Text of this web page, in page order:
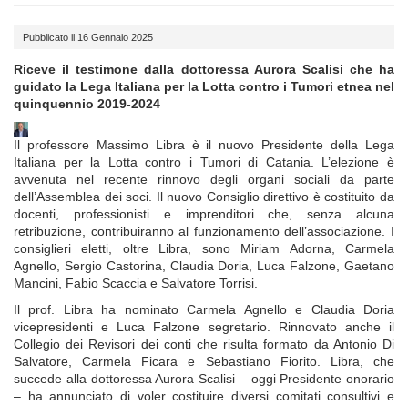
Pubblicato il 16 Gennaio 2025
Riceve il testimone dalla dottoressa Aurora Scalisi che ha
guidato la Lega Italiana per la Lotta contro i Tumori etnea nel
quinquennio 2019-2024
Il professore Massimo Libra è il nuovo Presidente della Lega
Italiana per la Lotta contro i Tumori di Catania. L’elezione è
avvenuta nel recente rinnovo degli organi sociali da parte
dell’Assemblea dei soci. Il nuovo Consiglio direttivo è costituito da
docenti, professionisti e imprenditori che, senza alcuna
retribuzione, contribuiranno al funzionamento dell’associazione. I
consiglieri eletti, oltre Libra, sono Miriam Adorna, Carmela
Agnello, Sergio Castorina, Claudia Doria, Luca Falzone, Gaetano
Mancini, Fabio Scaccia e Salvatore Torrisi.
Il prof. Libra ha nominato Carmela Agnello e Claudia Doria
vicepresidenti e Luca Falzone segretario. Rinnovato anche il
Collegio dei Revisori dei conti che risulta formato da Antonio Di
Salvatore, Carmela Ficara e Sebastiano Fiorito. Libra, che
succede alla dottoressa Aurora Scalisi – oggi Presidente onorario
– ha annunciato di voler costituire diversi comitati consultivi e